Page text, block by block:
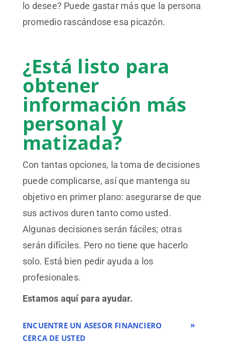
lo desee? Puede gastar más que la persona
promedio rascándose esa picazón.
¿Está listo para
obtener
información más
personal y
matizada?
Con tantas opciones, la toma de decisiones
puede complicarse, así que mantenga su
objetivo en primer plano: asegurarse de que
sus activos duren tanto como usted.
Algunas decisiones serán fáciles; otras
serán difíciles. Pero no tiene que hacerlo
solo. Está bien pedir ayuda a los
profesionales.
Estamos aquí para ayudar.
ENCUENTRE UN ASESOR FINANCIERO
CERCA DE USTED